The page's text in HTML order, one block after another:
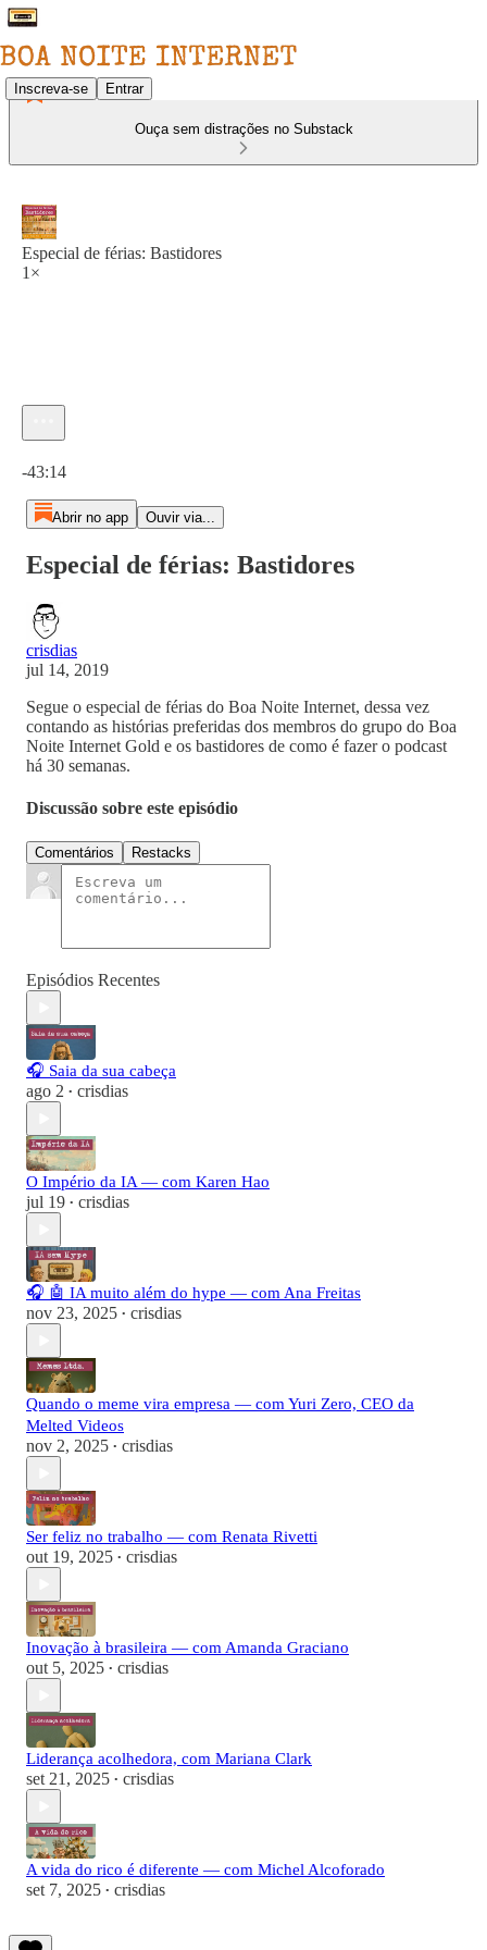
Inscreva-se Entrar
Ouça sem distrações no Substack
Especial de férias: Bastidores
1×
-43:14
Abrir no app Ouvir via...
Especial de férias: Bastidores
crisdias
jul 14, 2019
Segue o especial de férias do Boa Noite Internet, dessa vez
contando as histórias preferidas dos membros do grupo do Boa
Noite Internet Gold e os bastidores de como é fazer o podcast
há 30 semanas.
Discussão sobre este episódio
Comentários Restacks
Episódios Recentes
🎧 Saia da sua cabeça
ago 2 • crisdias
O Império da IA — com Karen Hao
jul 19 • crisdias
🎧 🤖 IA muito além do hype — com Ana Freitas
nov 23, 2025 • crisdias
Quando o meme vira empresa — com Yuri Zero, CEO da
Melted Videos
nov 2, 2025 • crisdias
Ser feliz no trabalho — com Renata Rivetti
out 19, 2025 • crisdias
Inovação à brasileira — com Amanda Graciano
out 5, 2025 • crisdias
Liderança acolhedora, com Mariana Clark
set 21, 2025 • crisdias
A vida do rico é diferente — com Michel Alcoforado
set 7, 2025 • crisdias